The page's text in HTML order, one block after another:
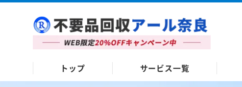
トップ サービス一覧